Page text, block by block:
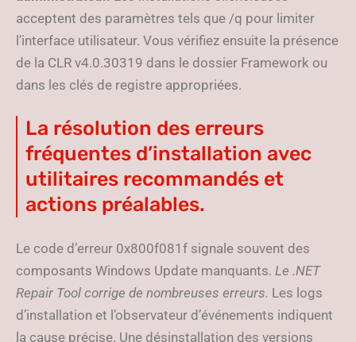
acceptent des paramètres tels que /q pour limiter
l’interface utilisateur. Vous vérifiez ensuite la présence
de la CLR v4.0.30319 dans le dossier Framework ou
dans les clés de registre appropriées.
La résolution des erreurs
fréquentes d’installation avec
utilitaires recommandés et
actions préalables.
Le code d’erreur 0x800f081f signale souvent des
composants Windows Update manquants. Le .NET
Repair Tool corrige de nombreuses erreurs. Les logs
d’installation et l’observateur d’événements indiquent
la cause précise. Une désinstallation des versions